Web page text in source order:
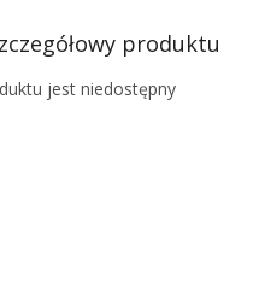
produktu
jest niedostępny